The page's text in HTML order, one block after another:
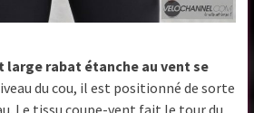
large rabat étanche au vent se
du cou, il est positionné de sorte